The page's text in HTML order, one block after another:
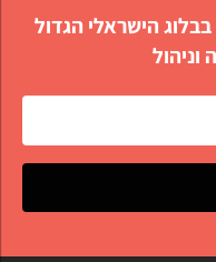
הישראלי הגדול
וניהול